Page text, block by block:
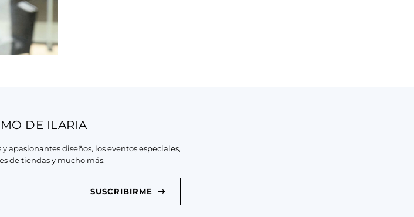
DE ILARIA
apasionantes diseños, los eventos especiales,
de tiendas y mucho más.
SUSCRIBIRME